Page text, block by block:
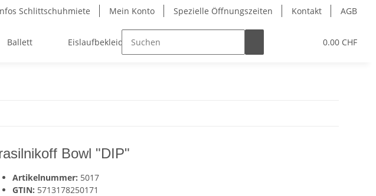
Schlittschuhmiete Mein Konto Spezielle Öffnungszeiten Kontakt AGB
0.00 CHF
Ballett Eislaufbekleidung
Bowl "DIP"
Artikelnummer: 5017
GTIN: 5713178250171